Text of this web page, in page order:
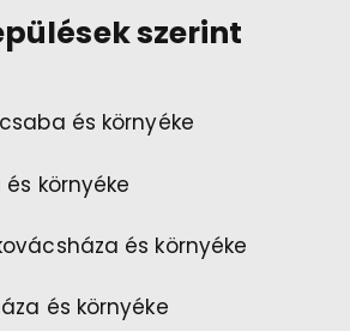
szerint
és környéke
és környéke
és környéke
és környéke